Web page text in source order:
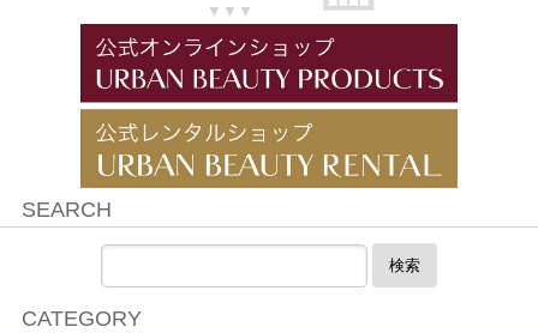
▼▼▼
SEARCH
検索
CATEGORY